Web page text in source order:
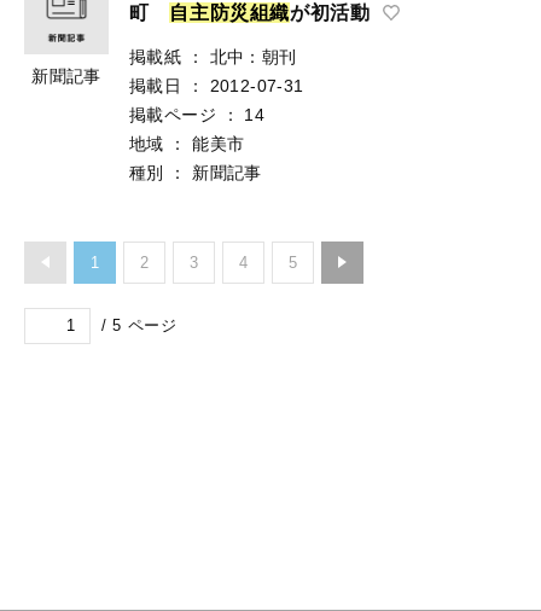
新聞記事
町
自 主 防災組織が初活動
掲載紙 ：
北中：朝刊
掲載日
：
2012-07-31
掲載ページ
：
14
地域
：
能美市
種別
： 新聞記事
1 2 3 4 5
/ 5 ページ